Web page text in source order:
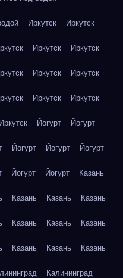
Иркутск Иркутск
Иркутск Иркутск
Иркутск Иркутск
Иркутск Иркутск
Иркутск Йогурт Йогурт
Йогурт Йогурт Йогурт
Йогурт Йогурт Казань
Казань Казань Казань
Казань Казань Казань
Казань Казань Казань
Калининград